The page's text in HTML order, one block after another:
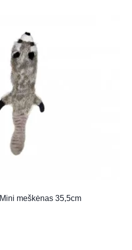
meškėnas 35,5cm